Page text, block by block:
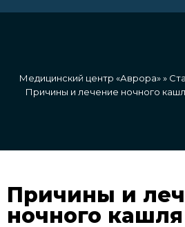
Медицинский центр «Аврора»»
Причины и лечение ночного
Причины и
ночного